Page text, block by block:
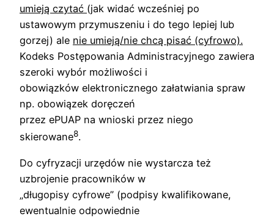
umieją czytać (jak widać wcześniej po
ustawowym przymuszeniu i do tego lepiej lub
gorzej) ale nie umieją/nie chcą pisać (cyfrowo).
Kodeks Postępowania Administracyjnego zawiera
szeroki wybór możliwości i
obowiązków elektronicznego załatwiania spraw
np. obowiązek doręczeń
przez ePUAP na wnioski przez niego
skierowane8.
Do cyfryzacji urzędów nie wystarcza też
uzbrojenie pracowników w
„długopisy cyfrowe” (podpisy kwalifikowane,
ewentualnie odpowiednie